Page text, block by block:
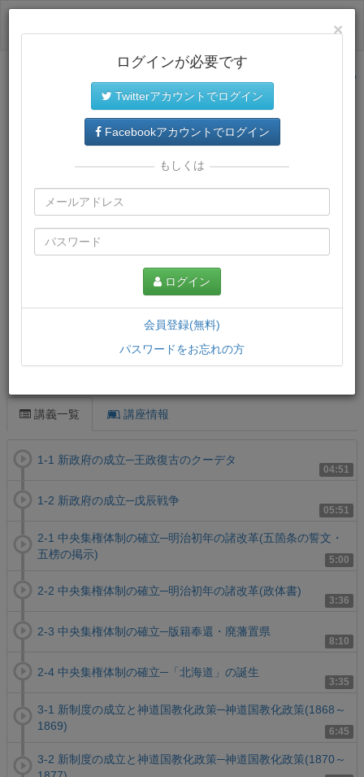
サイトトップに戻る
プレミアム会員では、教材がダウンロードでき、快適な動画
再生環境が提供されます。
講義一覧 講座情報
04:51
1-1 新政府の成立─王政復古のクーデタ
05:51
1-2 新政府の成立─戊辰戦争
5:00
2-1 中央集権体制の確立─明治初年の諸改革(五箇条の誓文・
五榜の掲示)
3:36
2-2 中央集権体制の確立─明治初年の諸改革(政体書)
8:10
2-3 中央集権体制の確立─版籍奉還・廃藩置県
3:35
2-4 中央集権体制の確立─「北海道」の誕生
6:45
3-1 新制度の成立と神道国教化政策─神道国教化政策(1868～
1869)
3-2 新制度の成立と神道国教化政策─神道国教化政策(1870～
×
ログインが必要です
Twitterアカウントでログイン
Facebookアカウントでログイン
もしくは
ログイン
会員登録(無料)
パスワードをお忘れの方